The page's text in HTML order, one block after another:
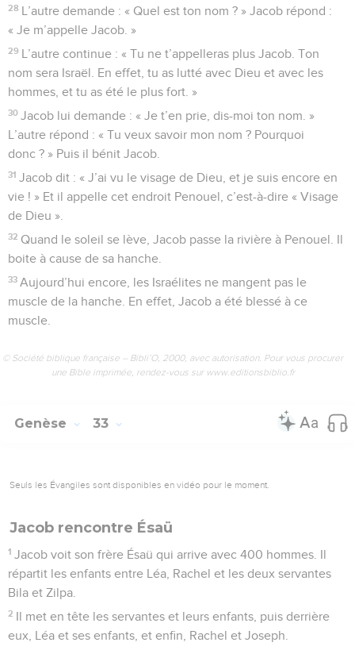
28 L’autre demande : « Quel est ton nom ? » Jacob répond :
« Je m’appelle Jacob. »
29 L’autre continue : « Tu ne t’appelleras plus Jacob. Ton
nom sera Israël. En effet, tu as lutté avec Dieu et avec les
hommes, et tu as été le plus fort. »
30 Jacob lui demande : « Je t’en prie, dis-moi ton nom. »
L’autre répond : « Tu veux savoir mon nom ? Pourquoi
donc ? » Puis il bénit Jacob.
31 Jacob dit : « J’ai vu le visage de Dieu, et je suis encore en
vie ! » Et il appelle cet endroit Penouel, c’est-à-dire « Visage
de Dieu ».
32 Quand le soleil se lève, Jacob passe la rivière à Penouel. Il
boite à cause de sa hanche.
33 Aujourd’hui encore, les Israélites ne mangent pas le
muscle de la hanche. En effet, Jacob a été blessé à ce
muscle.
© Société biblique française – Bibli’O, 2000, avec autorisation. Pour vous procurer
une Bible imprimée, rendez-vous sur www.editionsbiblio.fr
Genèse 33
Seuls les Évangiles sont disponibles en vidéo pour le moment.
Jacob rencontre Ésaü
1 Jacob voit son frère Ésaü qui arrive avec 400 hommes. Il
répartit les enfants entre Léa, Rachel et les deux servantes
Bila et Zilpa.
2 Il met en tête les servantes et leurs enfants, puis derrière
eux, Léa et ses enfants, et enfin, Rachel et Joseph.